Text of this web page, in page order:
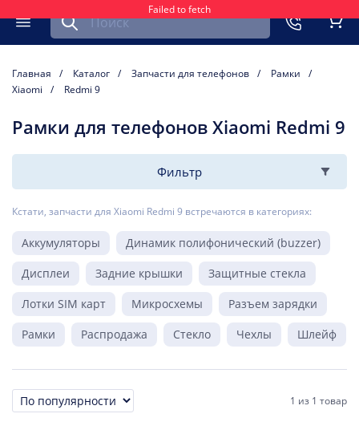
Failed to fetch
Меню
Найти запчасть для мобильного устройства
Главная Каталог Запчасти для телефонов
Рамки
Xiaomi
Redmi 9
Рамки для телефонов Xiaomi Redmi 9
Фильтр
Кстати, запчасти для Xiaomi Redmi 9 встречаются в категориях:
Аккумуляторы
Динамик полифонический (buzzer)
Дисплеи
Задние крышки
Защитные стекла
Лотки SIM карт
Микросхемы
Разъем зарядки
Рамки
Распродажа Стекло Чехлы Шлейф
Сортировка 1 из 1 товар